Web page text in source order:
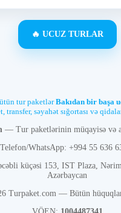
🔥 UCUZ TURLAR
tur paketlərBakıdan bir başa
transfer, səyahət sığortası və
— Tur paketlərinin müqayisə və
Telefon/WhatsApp: +994 55 636
küçəsi 153, IST Plaza,
Azərbaycan
Turpaket.com — Bütün